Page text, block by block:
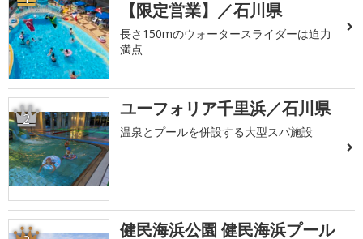
【限定営業】／石川県
長さ150mのウォータースライダーは迫力
満点
2 ユーフォリア千里浜／石川県
温泉とプールを併設する大型スパ施設
健民海浜公園 健民海浜プール